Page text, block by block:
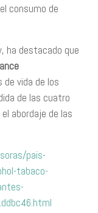
consumo de
ha destacado que
de vida de los
de las cuatro
abordaje de las
pais-
tabaco-